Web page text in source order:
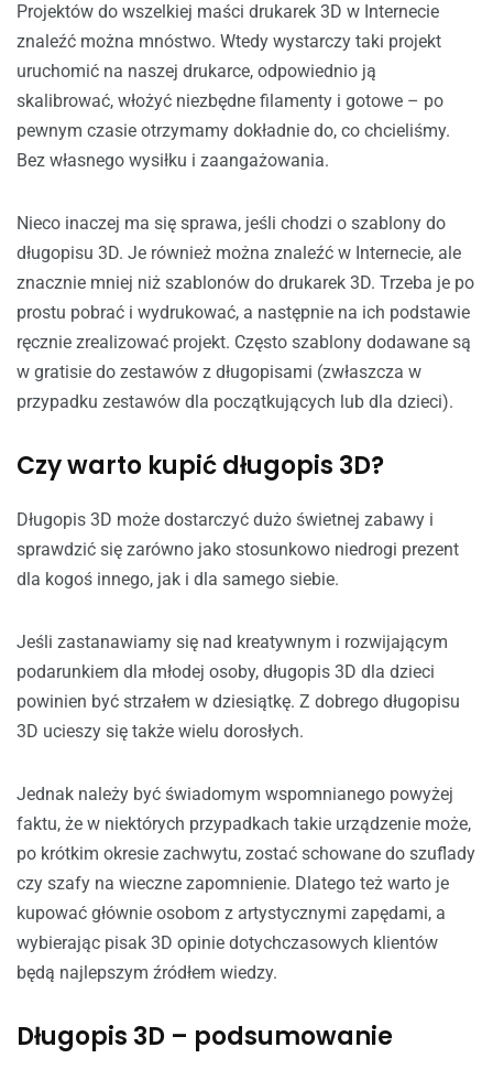
Projektów do wszelkiej maści drukarek 3D w Internecie
znaleźć można mnóstwo. Wtedy wystarczy taki projekt
uruchomić na naszej drukarce, odpowiednio ją
skalibrować, włożyć niezbędne filamenty i gotowe – po
pewnym czasie otrzymamy dokładnie do, co chcieliśmy.
Bez własnego wysiłku i zaangażowania.
Nieco inaczej ma się sprawa, jeśli chodzi o szablony do
długopisu 3D. Je również można znaleźć w Internecie, ale
znacznie mniej niż szablonów do drukarek 3D. Trzeba je po
prostu pobrać i wydrukować, a następnie na ich podstawie
ręcznie zrealizować projekt. Często szablony dodawane są
w gratisie do zestawów z długopisami (zwłaszcza w
przypadku zestawów dla początkujących lub dla dzieci).
Czy warto kupić długopis 3D?
Długopis 3D może dostarczyć dużo świetnej zabawy i
sprawdzić się zarówno jako stosunkowo niedrogi prezent
dla kogoś innego, jak i dla samego siebie.
Jeśli zastanawiamy się nad kreatywnym i rozwijającym
podarunkiem dla młodej osoby, długopis 3D dla dzieci
powinien być strzałem w dziesiątkę. Z dobrego długopisu
3D ucieszy się także wielu dorosłych.
Jednak należy być świadomym wspomnianego powyżej
faktu, że w niektórych przypadkach takie urządzenie może,
po krótkim okresie zachwytu, zostać schowane do szuflady
czy szafy na wieczne zapomnienie. Dlatego też warto je
kupować głównie osobom z artystycznymi zapędami, a
wybierając pisak 3D opinie dotychczasowych klientów
będą najlepszym źródłem wiedzy.
Długopis 3D – podsumowanie